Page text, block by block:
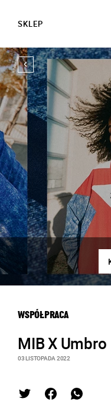
SKLEP
WSPÓŁPRACA
MIB X Umbro
03 LISTOPADA 2022